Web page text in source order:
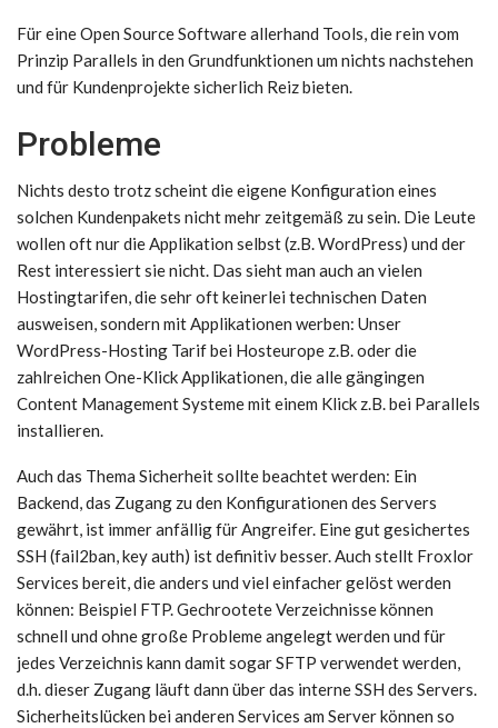
Für eine Open Source Software allerhand Tools, die rein vom
Prinzip Parallels in den Grundfunktionen um nichts nachstehen
und für Kundenprojekte sicherlich Reiz bieten.
Probleme
Nichts desto trotz scheint die eigene Konfiguration eines
solchen Kundenpakets nicht mehr zeitgemäß zu sein. Die Leute
wollen oft nur die Applikation selbst (z.B. WordPress) und der
Rest interessiert sie nicht. Das sieht man auch an vielen
Hostingtarifen, die sehr oft keinerlei technischen Daten
ausweisen, sondern mit Applikationen werben: Unser
WordPress-Hosting Tarif bei Hosteurope z.B. oder die
zahlreichen One-Klick Applikationen, die alle gängingen
Content Management Systeme mit einem Klick z.B. bei Parallels
installieren.
Auch das Thema Sicherheit sollte beachtet werden: Ein
Backend, das Zugang zu den Konfigurationen des Servers
gewährt, ist immer anfällig für Angreifer. Eine gut gesichertes
SSH (fail2ban, key auth) ist definitiv besser. Auch stellt Froxlor
Services bereit, die anders und viel einfacher gelöst werden
können: Beispiel FTP. Gechrootete Verzeichnisse können
schnell und ohne große Probleme angelegt werden und für
jedes Verzeichnis kann damit sogar SFTP verwendet werden,
d.h. dieser Zugang läuft dann über das interne SSH des Servers.
Sicherheitslücken bei anderen Services am Server können so